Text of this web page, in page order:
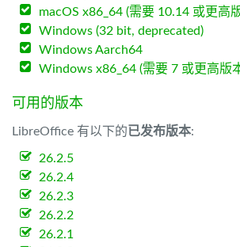
macOS x86_64 (需要 10.14 或更高
Windows (32 bit, deprecated)
Windows Aarch64
Windows x86_64 (需要 7 或更高版
可用的版本
LibreOffice 有以下的已发布版本:
26.2.5
26.2.4
26.2.3
26.2.2
26.2.1